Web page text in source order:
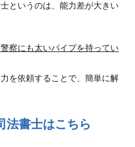
というのは、能力差が大きい
察にも太いパイプを持ってい
を依頼することで、簡単に解
法書士はこちら